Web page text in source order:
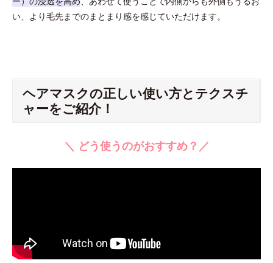
い、より毛先までのまとまり感を感じていただけます。
ヘアマスクの正しい使い方とテクスチ
ャーをご紹介！
＼ どう使うのがおすすめ？／